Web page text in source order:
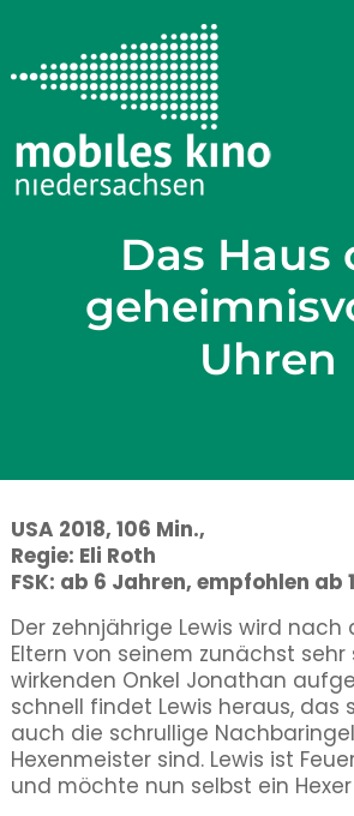
Das Haus
Uhren
USA 2018, 106 Min.,
Regie: Eli Roth
FSK: ab 6 Jahren, empfohlen ab
Der zehnjährige Lewis wird nach
Eltern von seinem zunächst sehr
wirkenden Onkel Jonathan
schnell findet Lewis heraus, das
auch die schrullige
Hexenmeister sind. Lewis ist
und möchte nun selbst ein